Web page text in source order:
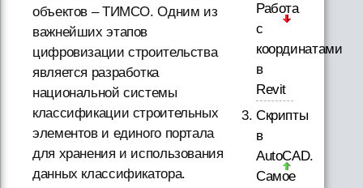
объектов – ТИМСО. Одним из
важнейших этапов
цифровизации строительства
является разработка
национальной системы
классификации строительных
элементов и единого портала
для хранения и использования
данных классификатора.
Работа
с
координатами
в
Revit
Скрипты
в
AutoCAD.
Самое